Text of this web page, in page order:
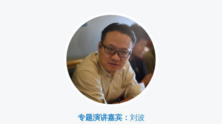
专题演讲嘉宾： 刘波